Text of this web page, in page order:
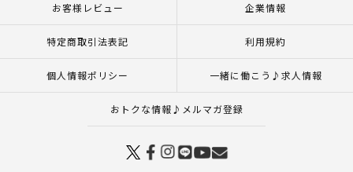
お客様レビュー 企業情報
特定商取引法表記 利用規約
個人情報ポリシー 一緒に働こう♪求人情報
おトクな情報♪メルマガ登録